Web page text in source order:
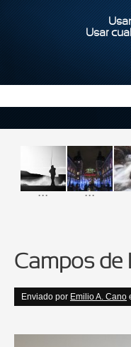
Usar
... ...
Campos de
Enviado por Emilio A. Cano